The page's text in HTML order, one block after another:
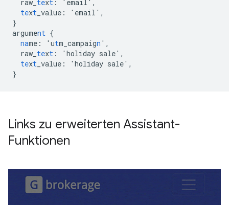
raw_ text : 'email' ,
text _value : 'email' ,
}
argument {
name : 'utm_campaign ' ,
raw_ text : 'holiday sale' ,
text _value : 'holiday sale' ,
}
Links zu erweiterten Assistant-
Funktionen